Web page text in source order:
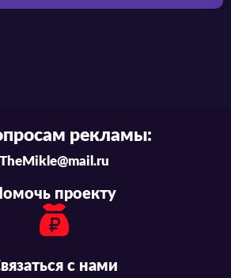
рекламы:
TheMikle@mail.ru
проекту
с нами